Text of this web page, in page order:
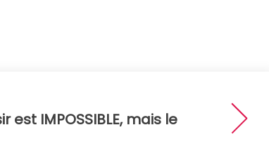
IMPOSSIBLE, mais le